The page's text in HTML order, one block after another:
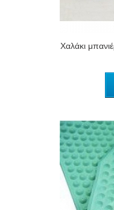
Χαλάκι